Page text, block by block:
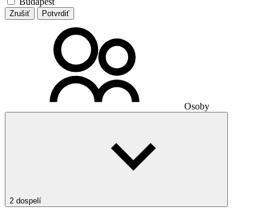
Zrušiť Potvrdiť
Osoby
2 dospelí